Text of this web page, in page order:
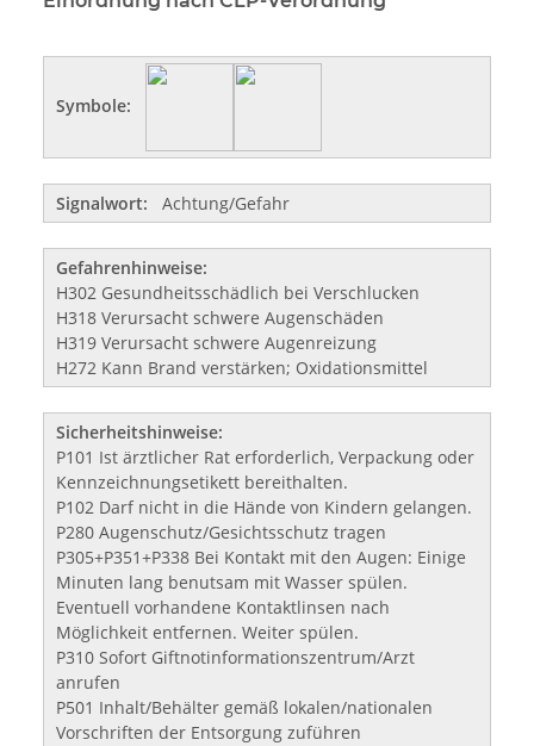
Symbole:
Signalwort: Achtung/Gefahr
Gefahrenhinweise:
H302 Gesundheitsschädlich bei Verschlucken
H318 Verursacht schwere Augenschäden
H319 Verursacht schwere Augenreizung
H272 Kann Brand verstärken; Oxidationsmittel
Sicherheitshinweise:
P101 Ist ärztlicher Rat erforderlich, Verpackung oder
Kennzeichnungsetikett bereithalten.
P102 Darf nicht in die Hände von Kindern gelangen.
P280 Augenschutz/Gesichtsschutz tragen
P305+P351+P338 Bei Kontakt mit den Augen: Einige
Minuten lang benutsam mit Wasser spülen.
Eventuell vorhandene Kontaktlinsen nach
Möglichkeit entfernen. Weiter spülen.
P310 Sofort Giftnotinformationszentrum/Arzt
anrufen
P501 Inhalt/Behälter gemäß lokalen/nationalen
Vorschriften der Entsorgung zuführen